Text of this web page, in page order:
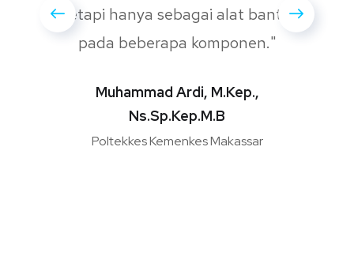
tetapi hanya sebagai alat bantu
pada beberapa komponen."
Muhammad Ardi, M.Kep.,
Ns.Sp.Kep.M.B
Poltekkes Kemenkes Makassar